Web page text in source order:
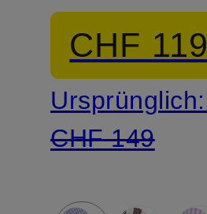
CHF 119
Ursprünglich:
CHF 149